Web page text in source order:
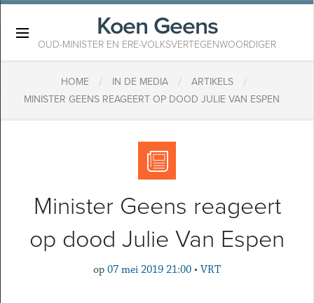
Koen Geens
OUD-MINISTER EN ERE-VOLKSVERTEGENWOORDIGER
HOME / IN DE MEDIA / ARTIKELS /
MINISTER GEENS REAGEERT OP DOOD JULIE VAN ESPEN
Minister Geens reageert
op dood Julie Van Espen
op 07 mei 2019 21:00 • VRT